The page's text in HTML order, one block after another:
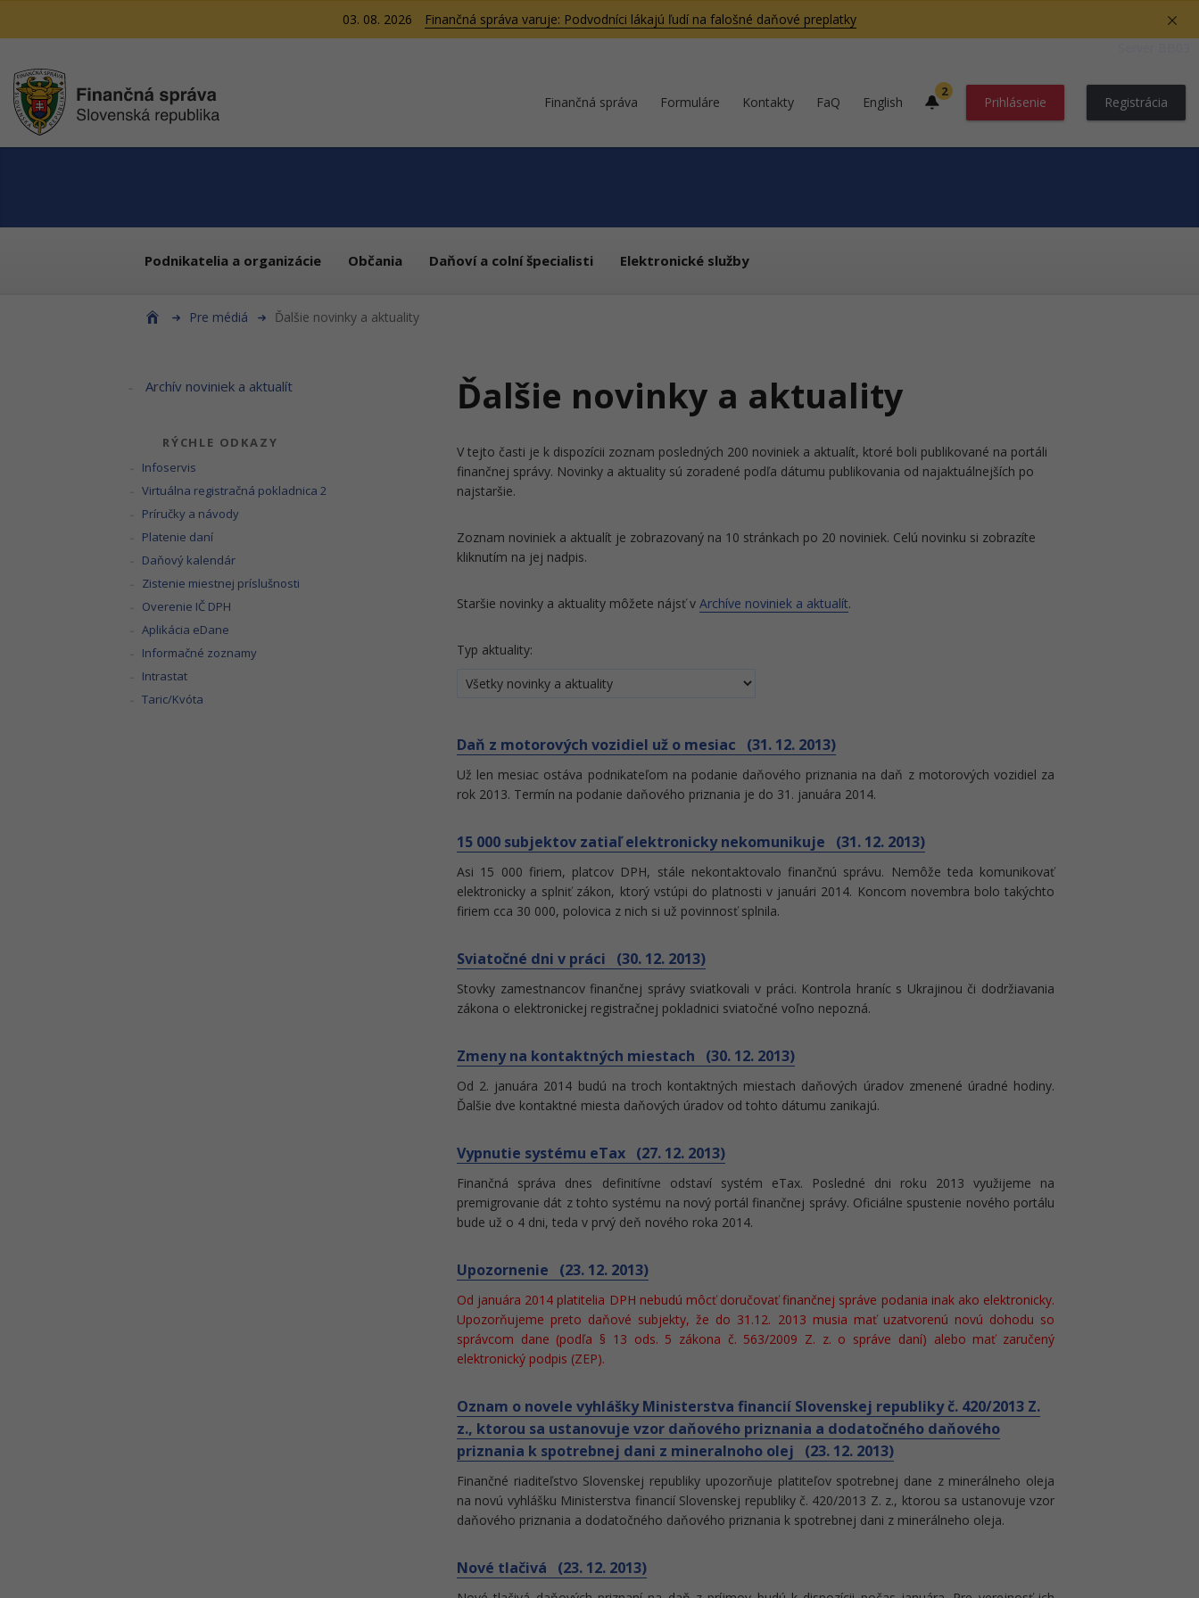
03. 08. 2026
Finančná správa varuje: Podvodníci lákajú ľudí na falošné daňové preplatky
Finančná správa Formuláre Kontakty FaQ English
2
Prihlásenie Registrácia
Podnikatelia a organizácie Občania Daňoví a colní špecialisti Elektronické služby
Pre médiá Ďalšie novinky a aktuality
Archív noviniek a aktualít
RÝCHLE ODKAZY
Infoservis
Virtuálna registračná pokladnica 2
Príručky a návody
Platenie daní
Daňový kalendár
Zistenie miestnej príslušnosti
Overenie IČ DPH
Aplikácia eDane
Informačné zoznamy
Intrastat
Taric/Kvóta
Ďalšie novinky a aktuality
V tejto časti je k dispozícii zoznam posledných 200 noviniek a aktualít, ktoré boli publikované na portáli
finančnej správy. Novinky a aktuality sú zoradené podľa dátumu publikovania od najaktuálnejších po
najstaršie.
Zoznam noviniek a aktualít je zobrazovaný na 10 stránkach po 20 noviniek. Celú novinku si zobrazíte
kliknutím na jej nadpis.
Staršie novinky a aktuality môžete nájsť v Archíve noviniek a aktualít.
Typ aktuality:
Daň z motorových vozidiel už o mesiac (31. 12. 2013)
Už len mesiac ostáva podnikateľom na podanie daňového priznania na daň z motorových vozidiel za
rok 2013. Termín na podanie daňového priznania je do 31. januára 2014.
15 000 subjektov zatiaľ elektronicky nekomunikuje (31. 12. 2013)
Asi 15 000 firiem, platcov DPH, stále nekontaktovalo finančnú správu. Nemôže teda komunikovať
elektronicky a splniť zákon, ktorý vstúpi do platnosti v januári 2014. Koncom novembra bolo takýchto
firiem cca 30 000, polovica z nich si už povinnosť splnila.
Sviatočné dni v práci (30. 12. 2013)
Stovky zamestnancov finančnej správy sviatkovali v práci. Kontrola hraníc s Ukrajinou či dodržiavania
zákona o elektronickej registračnej pokladnici sviatočné voľno nepozná.
Zmeny na kontaktných miestach (30. 12. 2013)
Od 2. januára 2014 budú na troch kontaktných miestach daňových úradov zmenené úradné hodiny.
Ďalšie dve kontaktné miesta daňových úradov od tohto dátumu zanikajú.
Vypnutie systému eTax (27. 12. 2013)
Finančná správa dnes definitívne odstaví systém eTax. Posledné dni roku 2013 využijeme na
premigrovanie dát z tohto systému na nový portál finančnej správy. Oficiálne spustenie nového portálu
bude už o 4 dni, teda v prvý deň nového roka 2014.
Upozornenie (23. 12. 2013)
Od januára 2014 platitelia DPH nebudú môcť doručovať finančnej správe podania inak ako elektronicky.
Upozorňujeme preto daňové subjekty, že do 31.12. 2013 musia mať uzatvorenú novú dohodu so
správcom dane (podľa § 13 ods. 5 zákona č. 563/2009 Z. z. o správe daní) alebo mať zaručený
elektronický podpis (ZEP).
Oznam o novele vyhlášky Ministerstva financií Slovenskej republiky č. 420/2013 Z.
z., ktorou sa ustanovuje vzor daňového priznania a dodatočného daňového
priznania k spotrebnej dani z mineralnoho olej (23. 12. 2013)
Finančné riaditeľstvo Slovenskej republiky upozorňuje platiteľov spotrebnej dane z minerálneho oleja
na novú vyhlášku Ministerstva financií Slovenskej republiky č. 420/2013 Z. z., ktorou sa ustanovuje vzor
daňového priznania a dodatočného daňového priznania k spotrebnej dani z minerálneho oleja.
Nové tlačivá (23. 12. 2013)